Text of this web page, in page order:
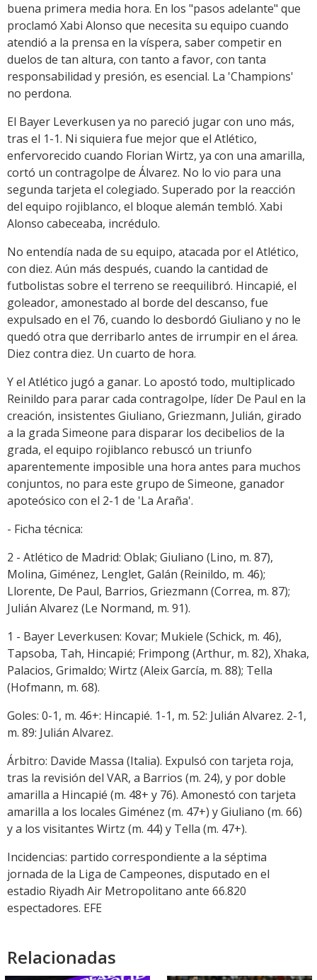
buena primera media hora. En los "pasos adelante" que
proclamó Xabi Alonso que necesita su equipo cuando
atendió a la prensa en la víspera, saber competir en
duelos de tan altura, con tanto a favor, con tanta
responsabilidad y presión, es esencial. La 'Champions'
no perdona.
El Bayer Leverkusen ya no pareció jugar con uno más,
tras el 1-1. Ni siquiera fue mejor que el Atlético,
enfervorecido cuando Florian Wirtz, ya con una amarilla,
cortó un contragolpe de Álvarez. No lo vio para una
segunda tarjeta el colegiado. Superado por la reacción
del equipo rojiblanco, el bloque alemán tembló. Xabi
Alonso cabeceaba, incrédulo.
No entendía nada de su equipo, atacada por el Atlético,
con diez. Aún más después, cuando la cantidad de
futbolistas sobre el terreno se reequilibró. Hincapié, el
goleador, amonestado al borde del descanso, fue
expulsado en el 76, cuando lo desbordó Giuliano y no le
quedó otra que derribarlo antes de irrumpir en el área.
Diez contra diez. Un cuarto de hora.
Y el Atlético jugó a ganar. Lo apostó todo, multiplicado
Reinildo para parar cada contragolpe, líder De Paul en la
creación, insistentes Giuliano, Griezmann, Julián, girado
a la grada Simeone para disparar los decibelios de la
grada, el equipo rojiblanco rebuscó un triunfo
aparentemente imposible una hora antes para muchos
conjuntos, no para este grupo de Simeone, ganador
apoteósico con el 2-1 de 'La Araña'.
- Ficha técnica:
2 - Atlético de Madrid: Oblak; Giuliano (Lino, m. 87),
Molina, Giménez, Lenglet, Galán (Reinildo, m. 46);
Llorente, De Paul, Barrios, Griezmann (Correa, m. 87);
Julián Alvarez (Le Normand, m. 91).
1 - Bayer Leverkusen: Kovar; Mukiele (Schick, m. 46),
Tapsoba, Tah, Hincapié; Frimpong (Arthur, m. 82), Xhaka,
Palacios, Grimaldo; Wirtz (Aleix García, m. 88); Tella
(Hofmann, m. 68).
Goles: 0-1, m. 46+: Hincapié. 1-1, m. 52: Julián Alvarez. 2-1,
m. 89: Julián Alvarez.
Árbitro: Davide Massa (Italia). Expulsó con tarjeta roja,
tras la revisión del VAR, a Barrios (m. 24), y por doble
amarilla a Hincapié (m. 48+ y 76). Amonestó con tarjeta
amarilla a los locales Giménez (m. 47+) y Giuliano (m. 66)
y a los visitantes Wirtz (m. 44) y Tella (m. 47+).
Incidencias: partido correspondiente a la séptima
jornada de la Liga de Campeones, disputado en el
estadio Riyadh Air Metropolitano ante 66.820
espectadores. EFE
Relacionadas